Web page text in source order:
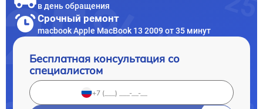
в день обращения
Срочный ремонт
macbook Apple MacBook 13 2009 от 35 минут
Бесплатная консультация со
специалистом